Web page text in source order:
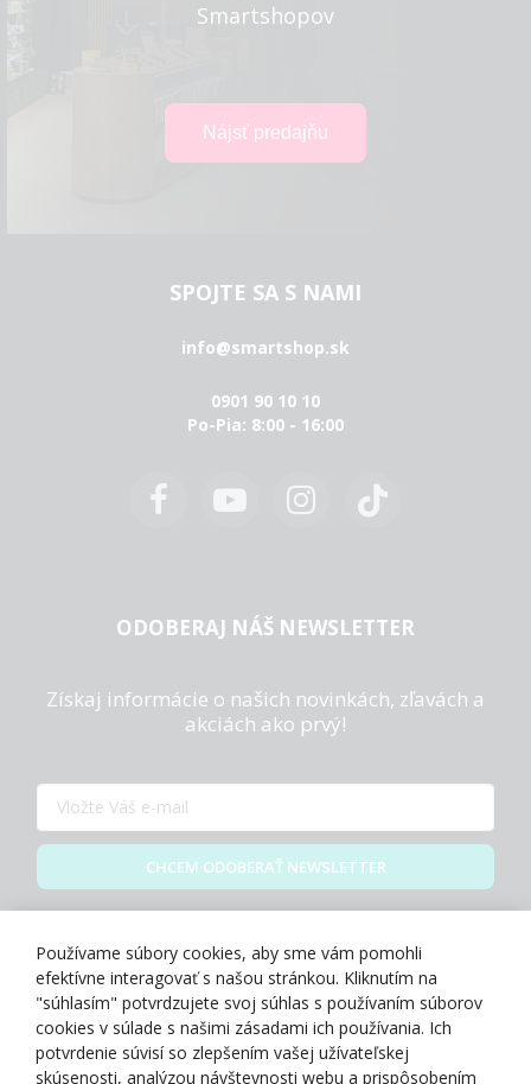
Smartshopov
SPOJTE SA S NAMI
info@smartshop.sk
0901 90 10 10
Po-Pia: 8:00 - 16:00
ODOBERAJ NÁŠ NEWSLETTER
Získaj informácie o našich novinkách, zľavách a
akciách ako prvý!
CHCEM ODOBERAŤ NEWSLETTER
O NÁS
Používame súbory cookies, aby sme vám pomohli
efektívne interagovať s našou stránkou. Kliknutím na
"súhlasím" potvrdzujete svoj súhlas s používaním súborov
cookies v súlade s našimi zásadami ich používania. Ich
potvrdenie súvisí so zlepšením vašej užívateľskej
skúsenosti, analýzou návštevnosti webu a prispôsobením